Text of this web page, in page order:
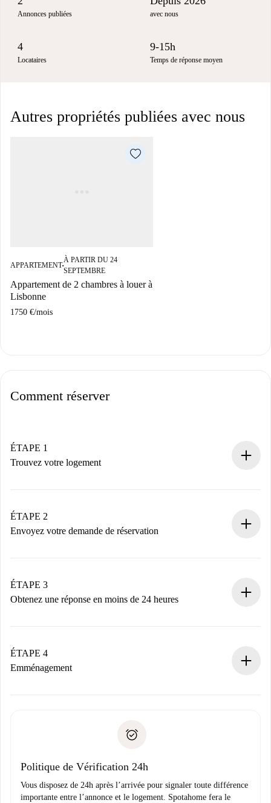
Annonces publiées avec nous
4
Locataires
9-15h
Temps de réponse moyen
Autres propriétés publiées avec nous
APPARTEMENT■
À PARTIR DU 24
SEPTEMBRE
Appartement de 2 chambres à louer à
Lisbonne
1750 €/mois
Comment réserver
ÉTAPE 1
Trouvez votre logement
Vous disposez à l’avance de toutes les informations
nécessaires.
ÉTAPE 2
Envoyez votre demande de réservation
Nous ne vous facturerons rien tant que le propriétaire
n’aura pas accepté.
ÉTAPE 3
Obtenez une réponse en moins de 24 heures
contact avec le propriétaire.
Si refusé : aucun prélèvement et nous vous proposerons
Justificatif de solvabilité
ÉTAPE 4
Emménagement
uniquement si aucun problème n'est signalé.
Politique de Vérification 24h
Vous disposez de 24h après l’arrivée pour signaler toute différence
importante entre l’annonce et le logement. Spotahome fera le